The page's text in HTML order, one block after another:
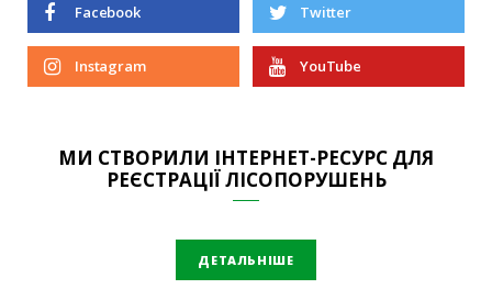
Facebook Twitter
Instagram YouTube
МИ СТВОРИЛИ ІНТЕРНЕТ-РЕСУРС ДЛЯ
РЕЄСТРАЦІЇ ЛІСОПОРУШЕНЬ
ДЕТАЛЬНІШЕ